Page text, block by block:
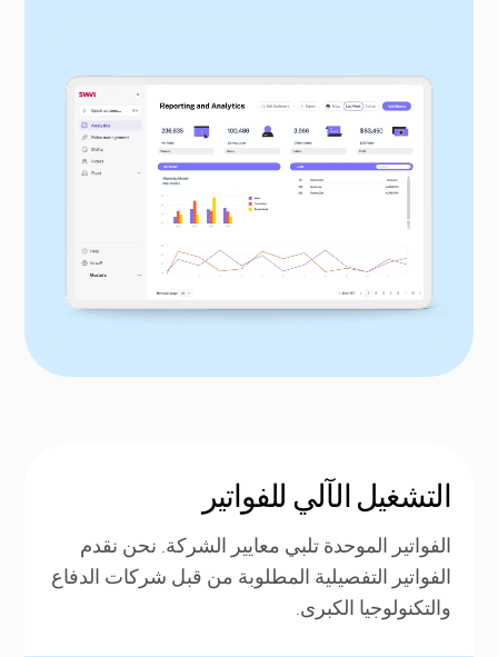
التشغيل الآلي للفواتير
الفواتير الموحدة تلبي معايير الشركة. نحن نقدم
الفواتير التفصيلية المطلوبة من قبل شركات الدفاع
والتكنولوجيا الكبرى.